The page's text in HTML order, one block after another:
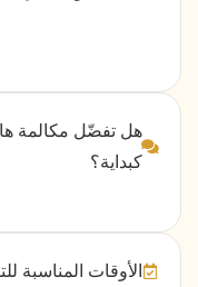
هل تفضّل مكالمة
كبداية؟
الأوقات المناسبة